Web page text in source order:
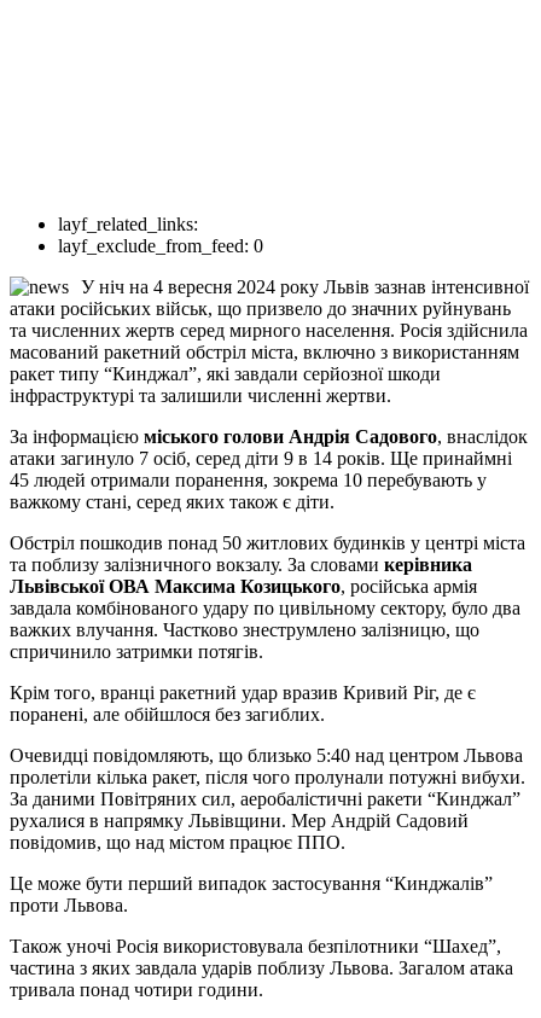
layf_related_links:
layf_exclude_from_feed: 0
У ніч на 4 вересня 2024 року Львів зазнав інтенсивної
атаки російських військ, що призвело до значних руйнувань
та численних жертв серед мирного населення. Росія здійснила
масований ракетний обстріл міста, включно з використанням
ракет типу “Кинджал”, які завдали серйозної шкоди
інфраструктурі та залишили численні жертви.
За інформацією міського голови Андрія Садового, внаслідок
атаки загинуло 7 осіб, серед діти 9 в 14 років. Ще принаймні
45 людей отримали поранення, зокрема 10 перебувають у
важкому стані, серед яких також є діти.
Обстріл пошкодив понад 50 житлових будинків у центрі міста
та поблизу залізничного вокзалу. За словами керівника
Львівської ОВА Максима Козицького, російська армія
завдала комбінованого удару по цивільному сектору, було два
важких влучання. Частково знеструмлено залізницю, що
спричинило затримки потягів.
Крім того, вранці ракетний удар вразив Кривий Ріг, де є
поранені, але обійшлося без загиблих.
Очевидці повідомляють, що близько 5:40 над центром Львова
пролетіли кілька ракет, після чого пролунали потужні вибухи.
За даними Повітряних сил, аеробалістичні ракети “Кинджал”
рухалися в напрямку Львівщини. Мер Андрій Садовий
повідомив, що над містом працює ППО.
Це може бути перший випадок застосування “Кинджалів”
проти Львова.
Також уночі Росія використовувала безпілотники “Шахед”,
частина з яких завдала ударів поблизу Львова. Загалом атака
тривала понад чотири години.